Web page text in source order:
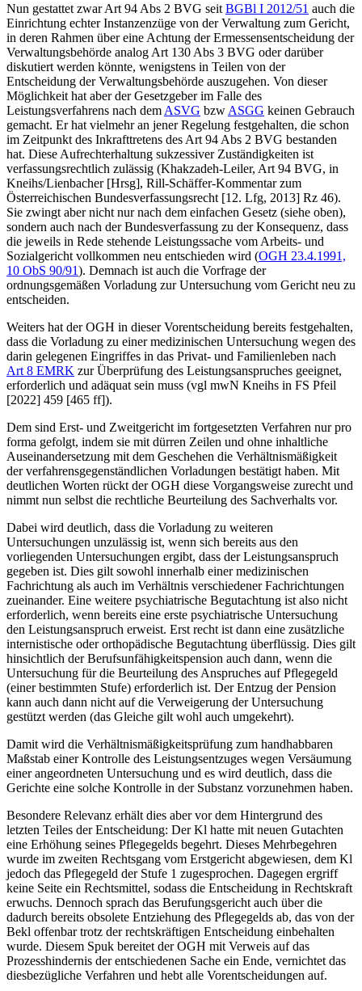
Nun gestattet zwar Art 94 Abs 2 BVG seit BGBl I 2012/51 auch die
Einrichtung echter Instanzenzüge von der Verwaltung zum Gericht,
in deren Rahmen über eine Achtung der Ermessensentscheidung der
Verwaltungsbehörde analog Art 130 Abs 3 BVG oder darüber
diskutiert werden könnte, wenigstens in Teilen von der
Entscheidung der Verwaltungsbehörde auszugehen. Von dieser
Möglichkeit hat aber der Gesetzgeber im Falle des
Leistungsverfahrens nach dem ASVG bzw ASGG keinen Gebrauch
gemacht. Er hat vielmehr an jener Regelung festgehalten, die schon
im Zeitpunkt des Inkrafttretens des Art 94 Abs 2 BVG bestanden
hat. Diese Aufrechterhaltung sukzessiver Zuständigkeiten ist
verfassungsrechtlich zulässig (Khakzadeh-Leiler, Art 94 BVG, in
Kneihs/Lienbacher[Hrsg], Rill-Schäffer-Kommentar zum
Österreichischen Bundesverfassungsrecht [12. Lfg, 2013] Rz 46).
Sie zwingt aber nicht nur nach dem einfachen Gesetz (siehe oben),
sondern auch nach der Bundesverfassung zu der Konsequenz, dass
die jeweils in Rede stehende Leistungssache vom Arbeits- und
Sozialgericht vollkommen neu entschieden wird (OGH 23.4.1991,
10 ObS 90/91). Demnach ist auch die Vorfrage der
ordnungsgemäßen Vorladung zur Untersuchung vom Gericht neu zu
entscheiden.
Weiters hat der OGH in dieser Vorentscheidung bereits festgehalten,
dass die Vorladung zu einer medizinischen Untersuchung wegen des
darin gelegenen Eingriffes in das Privat- und Familienleben nach
Art 8 EMRK zur Überprüfung des Leistungsanspruches geeignet,
erforderlich und adäquat sein muss (vgl mwN Kneihs in FS Pfeil
[2022] 459 [465 ff]).
Dem sind Erst- und Zweitgericht im fortgesetzten Verfahren nur pro
forma gefolgt, indem sie mit dürren Zeilen und ohne inhaltliche
Auseinandersetzung mit dem Geschehen die Verhältnismäßigkeit
der verfahrensgegenständlichen Vorladungen bestätigt haben. Mit
deutlichen Worten rückt der OGH diese Vorgangsweise zurecht und
nimmt nun selbst die rechtliche Beurteilung des Sachverhalts vor.
Dabei wird deutlich, dass die Vorladung zu weiteren
Untersuchungen unzulässig ist, wenn sich bereits aus den
vorliegenden Untersuchungen ergibt, dass der Leistungsanspruch
gegeben ist. Dies gilt sowohl innerhalb einer medizinischen
Fachrichtung als auch im Verhältnis verschiedener Fachrichtungen
zueinander. Eine weitere psychiatrische Begutachtung ist also nicht
erforderlich, wenn bereits eine erste psychiatrische Untersuchung
den Leistungsanspruch erweist. Erst recht ist dann eine zusätzliche
internistische oder orthopädische Begutachtung überflüssig. Dies gilt
hinsichtlich derBerufsunfähigkeitspension auch dann, wenn die
Untersuchung für die Beurteilung des Anspruches aufPflegegeld
(einer bestimmten Stufe) erforderlich ist. Der Entzug derPension
kann auch dann nicht auf die Verweigerung der Untersuchung
gestützt werden (das Gleiche gilt wohl auch umgekehrt).
Damit wird die Verhältnismäßigkeitsprüfung zum handhabbaren
Maßstab einer Kontrolle des Leistungsentzuges wegen Versäumung
einer angeordneten Untersuchung und es wird deutlich, dass die
Gerichte eine solche Kontrolle in der Substanz vorzunehmen haben.
Besondere Relevanz erhält dies aber vor dem Hintergrund des
letzten Teiles der Entscheidung: Der Kl hatte mit neuen Gutachten
eine Erhöhung seines Pflegegelds begehrt. Dieses Mehrbegehren
wurde im zweiten Rechtsgang vom Erstgericht abgewiesen, dem Kl
jedoch das Pflegegeld der Stufe 1 zugesprochen. Dagegen ergriff
keine Seite ein Rechtsmittel, sodass die Entscheidung in Rechtskraft
erwuchs. Dennoch sprach das Berufungsgericht auch über die
dadurch bereits obsolete Entziehung des Pflegegelds ab, das von der
Bekl offenbar trotz der rechtskräftigen Entscheidung einbehalten
wurde. Diesem Spuk bereitet der OGH mit Verweis auf das
Prozesshindernis der entschiedenen Sache ein Ende, vernichtet das
diesbezügliche Verfahren und hebt alle Vorentscheidungen auf.